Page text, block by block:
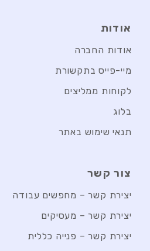
אודות
אודות החברה
מיי-פייס בתקשורת
לקוחות ממליצים
בלוג
תנאי שימוש באתר
צור קשר
יצירת קשר – מחפשים עבודה
יצירת קשר – מעסיקים
יצירת קשר – פנייה כללית